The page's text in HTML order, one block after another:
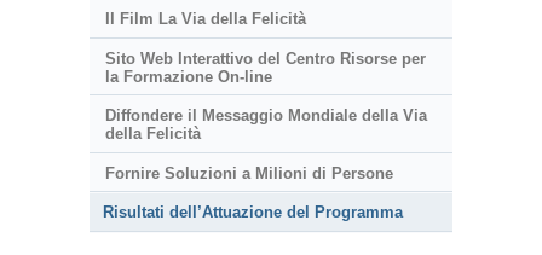
Il Film La Via della Felicità
Sito Web Interattivo del Centro Risorse per
la Formazione On-line
Diffondere il Messaggio Mondiale della Via
della Felicità
Fornire Soluzioni a Milioni di Persone
Risultati dell’Attuazione del Programma